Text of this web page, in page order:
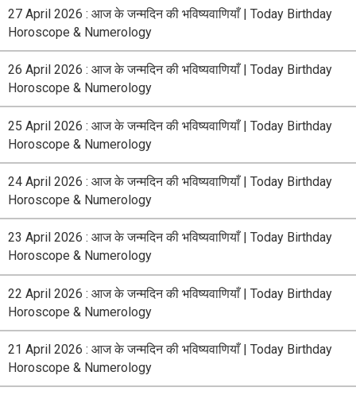
27 April 2026 : आज के जन्मदिन की भविष्यवाणियाँ | Today Birthday
Horoscope & Numerology
26 April 2026 : आज के जन्मदिन की भविष्यवाणियाँ | Today Birthday
Horoscope & Numerology
25 April 2026 : आज के जन्मदिन की भविष्यवाणियाँ | Today Birthday
Horoscope & Numerology
24 April 2026 : आज के जन्मदिन की भविष्यवाणियाँ | Today Birthday
Horoscope & Numerology
23 April 2026 : आज के जन्मदिन की भविष्यवाणियाँ | Today Birthday
Horoscope & Numerology
22 April 2026 : आज के जन्मदिन की भविष्यवाणियाँ | Today Birthday
Horoscope & Numerology
21 April 2026 : आज के जन्मदिन की भविष्यवाणियाँ | Today Birthday
Horoscope & Numerology